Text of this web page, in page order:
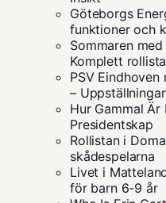
Göteborgs
funktioner och
Sommaren
Komplett
PSV
–
Hur Gammal Är
Presidentskap
Rollistan i
skådespelarna
Livet i
för barn 6-9 år